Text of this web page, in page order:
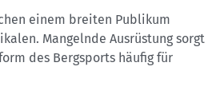
einem breiten Publikum
Mangelnde Ausrüstung sorgt
des Bergsports häufig für